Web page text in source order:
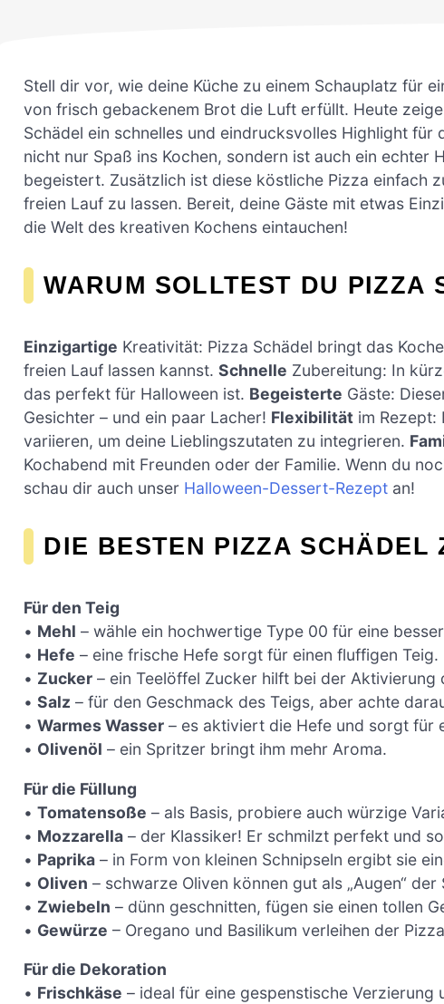
Stell dir vor, wie deine Küche zu einem Schauplatz für
von frisch gebackenem Brot die Luft erfüllt. Heute
Schädel ein schnelles und eindrucksvolles Highlight
nicht nur Spaß ins Kochen, sondern ist auch ein
begeistert. Zusätzlich ist diese köstliche Pizza einfach
freien Lauf zu lassen. Bereit, deine Gäste mit etwas
die Welt des kreativen Kochens eintauchen!
WARUM SOLLTEST DU PIZZA
Einzigartige Kreativität: Pizza Schädel bringt das
freien Lauf lassen kannst. Schnelle Zubereitung: In
das perfekt für Halloween ist. Begeisterte Gäste:
Gesichter – und ein paar Lacher! Flexibilität im Rezept:
variieren, um deine Lieblingszutaten zu integrieren.
Kochabend mit Freunden oder der Familie. Wenn du
schau dir auch unser Halloween-Dessert-Rezept an!
DIE BESTEN PIZZA SCHÄDEL
Für den Teig
• Mehl – wähle ein hochwertige Type 00 für eine
• Hefe – eine frische Hefe sorgt für einen fluffigen Teig.
• Zucker – ein Teelöffel Zucker hilft bei der Aktivierung
• Salz – für den Geschmack des Teigs, aber achte
• Warmes Wasser – es aktiviert die Hefe und sorgt für
• Olivenöl – ein Spritzer bringt ihm mehr Aroma.
Für die Füllung
• Tomatensoße – als Basis, probiere auch würzige
• Mozzarella – der Klassiker! Er schmilzt perfekt und
• Paprika – in Form von kleinen Schnipseln ergibt sie
• Oliven – schwarze Oliven können gut als „Augen“
• Zwiebeln – dünn geschnitten, fügen sie einen tollen
• Gewürze – Oregano und Basilikum verleihen der
Für die Dekoration
• Frischkäse – ideal für eine gespenstische Verzierung